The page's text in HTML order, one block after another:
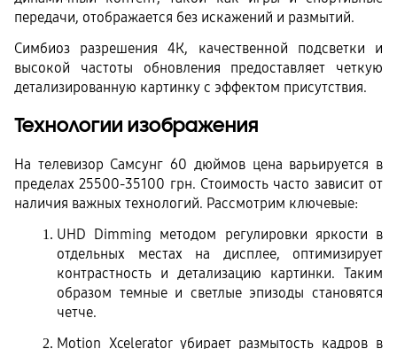
передачи, отображается без искажений и размытий.
Симбиоз разрешения 4К, качественной подсветки и
высокой частоты обновления предоставляет четкую
детализированную картинку с эффектом присутствия.
Технологии изображения
На телевизор Самсунг 60 дюймов цена варьируется в
пределах 25500-35100 грн. Стоимость часто зависит от
наличия важных технологий. Рассмотрим ключевые:
UHD Dimming методом регулировки яркости в
отдельных местах на дисплее, оптимизирует
контрастность и детализацию картинки. Таким
образом темные и светлые эпизоды становятся
четче.
Motion Xcelerator убирает размытость кадров в